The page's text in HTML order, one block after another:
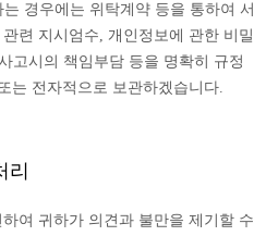
경우에는 위탁계약 등을 통하여 서
련 지시엄수, 개인정보에 관한 비밀
고시의 책임부담 등을 명확히 규정
는 전자적으로 보관하겠습니다.
리
여 귀하가 의견과 불만을 제기할 수